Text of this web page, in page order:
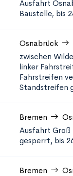
Ausfahrt
Baustelle, bis
Osnabrück
zwischen
linker
Fahrstreifen
Standstreifen
Bremen
Ausfahrt Groß
gesperrt, bis
Bremen